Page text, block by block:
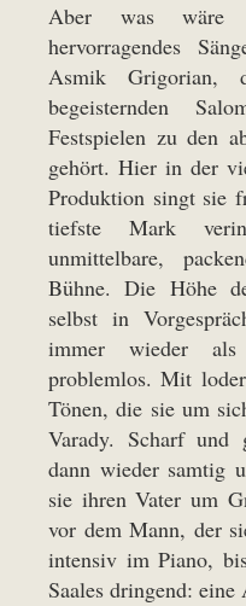
Aber was wäre
hervorragendes
Asmik Grigorian,
begeisternden
Festspielen zu den
gehört. Hier in der
Produktion singt sie
tiefste Mark
unmittelbare,
Bühne. Die Höhe
selbst in
immer wieder
problemlos. Mit
Tönen, die sie um
Varady. Scharf und
dann wieder samtig
sie ihren Vater um
vor dem Mann, der
intensiv im Piano,
Saales dringend: eine